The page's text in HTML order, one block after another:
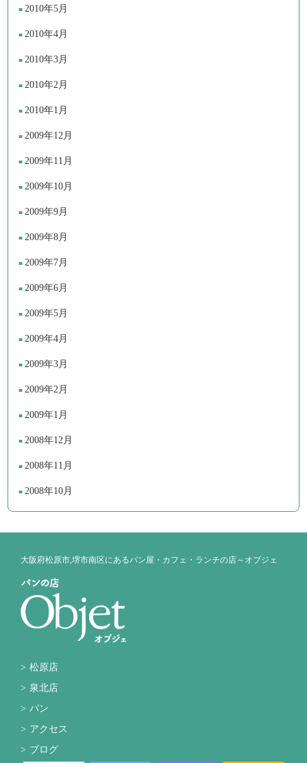
2010年5月
2010年4月
2010年3月
2010年2月
2010年1月
2009年12月
2009年11月
2009年10月
2009年9月
2009年8月
2009年7月
2009年6月
2009年5月
2009年4月
2009年3月
2009年2月
2009年1月
2008年12月
2008年11月
2008年10月
大阪府松原市,堺市南区にあるパン屋・カフェ・ランチの店～オブジェ
松原店
泉北店
パン
アクセス
ブログ